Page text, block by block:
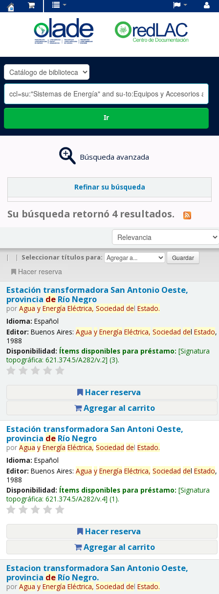
OLADE
-
Ir
Búsqueda avanzada
Refinar su búsqueda
Su búsqueda retornó 4 resultados.
| | Seleccionar títulos para:
Hacer reserva
Estación transformadora San Antonio Oeste,
provincia deRío Negro
por Agua y Energía Eléctrica, Sociedad del Estado.
Idioma: Español
Editor: Buenos Aires: Agua y Energía Eléctrica, Sociedad del Estado,
1988
Disponibilidad: Ítems disponibles para préstamo: Signatura
topográfica: 621.374.5/A282/v.2 (3).
Hacer reserva
Agregar al carrito
Estación transformadora San Antoni Oeste,
provincia deRío Negro
por Agua y Energía Eléctrica, Sociedad del Estado.
Idioma: Español
Editor: Buenos Aires: Agua y Energía Eléctrica, Sociedad del Estado,
1988
Disponibilidad: Ítems disponibles para préstamo: Signatura
topográfica: 621.374.5/A282/v.4 (1).
Hacer reserva
Agregar al carrito
Estacion transformadora San Antonio Oeste,
provincia deRío Negro.
por Agua y Energía Eléctrica, Sociedad del Estado.